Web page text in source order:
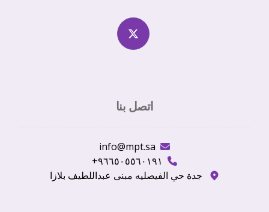
اتصل بنا
info@mpt.sa
٩٦٦٥٠٥٥٦٠١٩١+
جدة حي الفيصليه مبنى عبداللطيف بلازا